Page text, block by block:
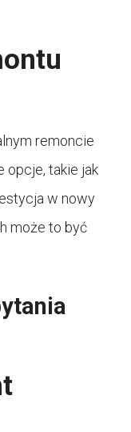
remoncie
opcje, takie jak
w nowy
może to być